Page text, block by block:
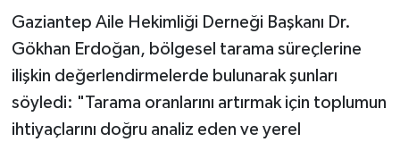
Gaziantep Aile Hekimliği Derneği Başkanı Dr.
Gökhan Erdoğan, bölgesel tarama süreçlerine
ilişkin değerlendirmelerde bulunarak şunları
söyledi: "Tarama oranlarını artırmak için toplumun
ihtiyaçlarını doğru analiz eden ve yerel